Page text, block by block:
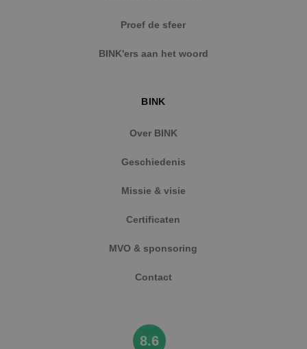
Proef de sfeer
BINK'ers aan het woord
BINK
Over BINK
Geschiedenis
Missie & visie
Certificaten
MVO & sponsoring
Contact
8.6
Strikt noodzakelijke cookies maken de
website kan niet goed worden gebruikt zonder de